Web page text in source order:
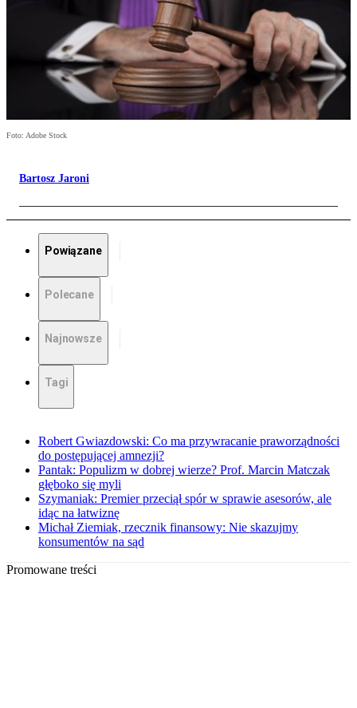
Foto: Adobe Stock
Bartosz Jaroni
Powiązane
Polecane
Najnowsze
Tagi
Robert Gwiazdowski: Co ma przywracanie praworządności
do postępującej amnezji?
Pantak: Populizm w dobrej wierze? Prof. Marcin Matczak
głęboko się myli
Szymaniak: Premier przeciął spór w sprawie asesorów, ale
idąc na łatwiznę
Michał Ziemiak, rzecznik finansowy: Nie skazujmy
konsumentów na sąd
Promowane treści